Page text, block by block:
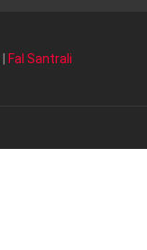
Fal Santrali